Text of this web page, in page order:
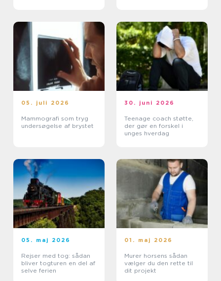
05. juli 2026
Mammografi som tryg
undersøgelse af brystet
30. juni 2026
Teenage coach støtte,
der gør en forskel i
unges hverdag
05. maj 2026
Rejser med tog: sådan
bliver togturen en del af
selve ferien
01. maj 2026
Murer horsens sådan
vælger du den rette til
dit projekt